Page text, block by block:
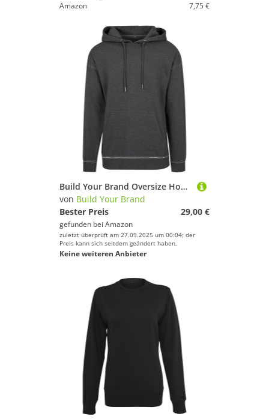
Amazon
7,75 €
Build Your Brand Oversize Hoody - Farbe: Charcoal (Heather) - Größe: S
von Build Your Brand
Bester Preis
29,00 €
gefunden bei Amazon
zuletzt überprüft am 27.09.2025 um 00:04; der
Preis kann sich seitdem geändert haben.
Keine weiteren Anbieter